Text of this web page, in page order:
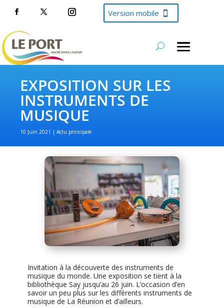
Version mobile
EXPOSITION SUR LES
INSTRUMENTS DE
MUSIQUE
10 Juin 2021 Actu principale
Invitation à la découverte des instruments de
musique du monde. Une exposition se tient à la
bibliothèque Say jusqu’au 26 juin. L’occasion d’en
savoir un peu plus sur les différents instruments de
musique de La Réunion et d’ailleurs.